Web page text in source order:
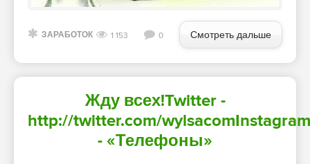
ЗАРАБОТОК 1 153 0 Смотреть дальше
Жду всех!Twitter -
http://twitter.com/wylsacomInstagram
- «Телефоны»